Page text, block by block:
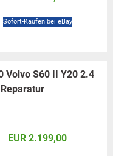
Sofort-Kaufen bei eBay
Volvo S60 II Y20 2.4
EUR 2.199,00